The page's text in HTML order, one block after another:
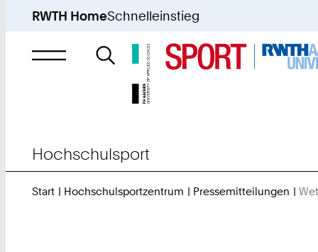
RWTH HomeSchnelleinstieg
Suche
nach
Hochschulsport
Start Hochschulsportzentrum Pressemitteilungen